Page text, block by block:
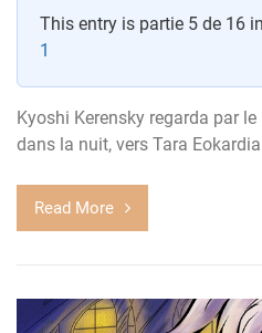
This entry is partie 5 de 16
1
Kyoshi Kerensky regarda par
dans la nuit, vers Tara
Read More